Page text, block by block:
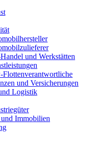
und Werkstätten
und Versicherungen
Logistik
Immobilien